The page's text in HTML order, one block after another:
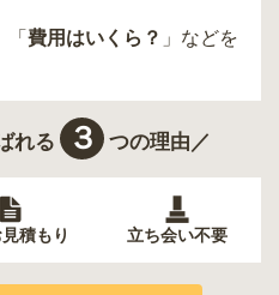
「 費用はいくら？ 」などを
れる ３ つの理由／
積もり 立ち会い不要